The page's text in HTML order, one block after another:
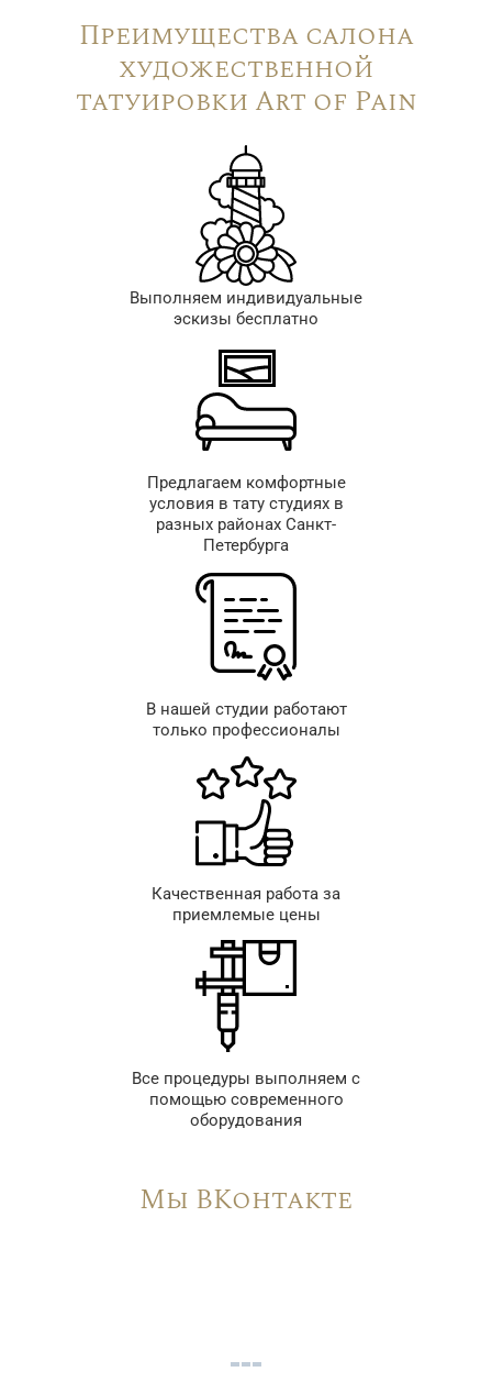
Преимущества салона
художественной
татуировки Art of Pain
Выполняем индивидуальные
эскизы бесплатно
Предлагаем комфортные
условия в тату студиях в
разных районах Санкт-
Петербурга
В нашей студии работают
только профессионалы
Качественная работа за
приемлемые цены
Все процедуры выполняем с
помощью современного
оборудования
Мы ВКонтакте